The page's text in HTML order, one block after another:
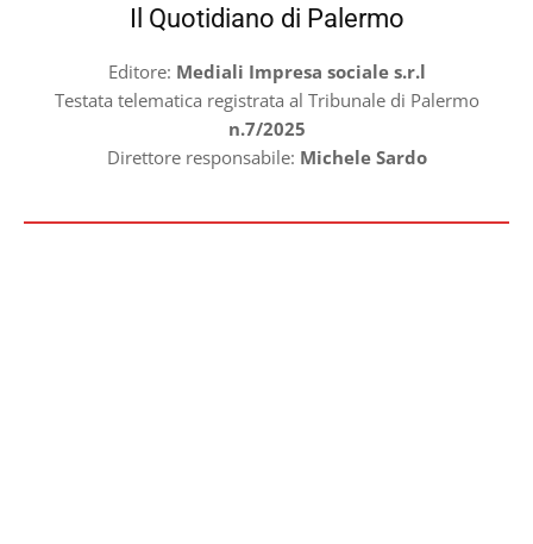
Il Quotidiano di Palermo
Editore: Mediali Impresa sociale s.r.l
Testata telematica registrata al Tribunale di Palermo
n.7/2025
Direttore responsabile: Michele Sardo